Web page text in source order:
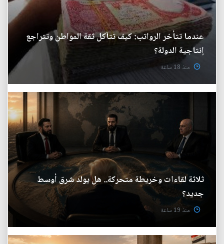
عندما تتأخر الرواتب: كيف تتآكل ثقة المواطن وتتراجع
إنتاجية الدولة؟
منذ 18 ساعة
ثلاثة لقاءات وخريطة متحركة.. هل يولد شرق أوسط
جديد؟
منذ 19 ساعة